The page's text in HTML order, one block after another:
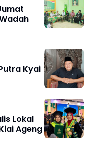
Kyai
Lokal
Ageng